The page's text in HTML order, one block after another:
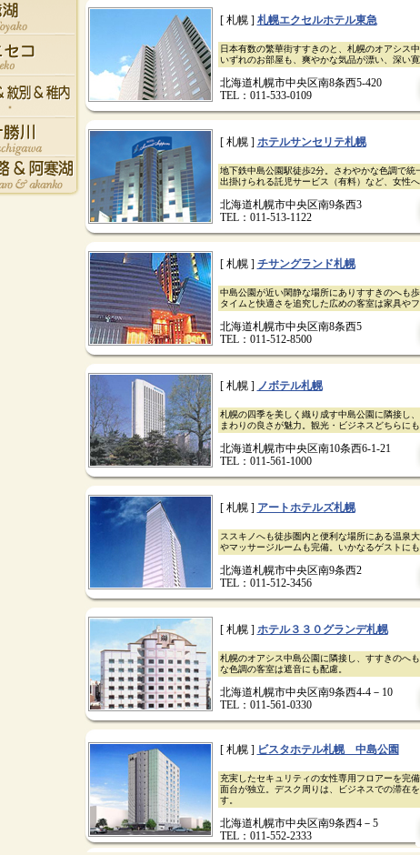
[ 札幌 ] 札幌エクセルホテル東急
日本有数の繁華街すすきのと、札幌のオアシス
いずれのお部屋も、爽やかな気品が漂い、深い寛
北海道札幌市中央区南8条西5-420
TEL：011-533-0109
[ 札幌 ] ホテルサンセリテ札幌
地下鉄中島公園駅徒歩2分。さわやかな色調で統
出掛けられる託児サービス（有料）など、女性へ
北海道札幌市中央区南9条西3
TEL：011-513-1122
[ 札幌 ] チサングランド札幌
中島公園が近い閑静な場所にありすすきのへも
タイムと快適さを追究した広めの客室は家具や
北海道札幌市中央区南8条西5
TEL：011-512-8500
[ 札幌 ] ノボテル札幌
札幌の四季を美しく織り成す中島公園に隣接し
まわりの良さが魅力。観光・ビジネスどちらにも
北海道札幌市中央区南10条西6-1-21
TEL：011-561-1000
[ 札幌 ] アートホテルズ札幌
ススキノへも徒歩圏内と便利な場所にある温泉
やマッサージルームも完備。いかなるゲストに
北海道札幌市中央区南9条西2
TEL：011-512-3456
[ 札幌 ] ホテル３３０グランデ札幌
札幌のオアシス中島公園に隣接し、すすきのへ
な色調の客室は遮音にも配慮。
北海道札幌市中央区南9条西4-4－10
TEL：011-561-0330
[ 札幌 ] ビスタホテル札幌 中島公園
充実したセキュリティの女性専用フロアーを完
面台が独立。デスク周りは、ビジネスでの滞在
す。
北海道札幌市中央区南9条西4－5
TEL：011-552-2333